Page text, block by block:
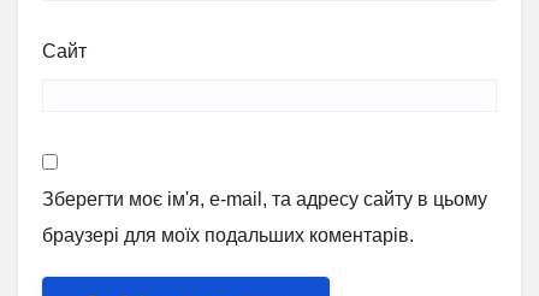
Сайт
Зберегти моє ім'я, e-mail, та адресу сайту в цьому
браузері для моїх подальших коментарів.